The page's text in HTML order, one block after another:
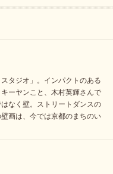
タジオ」。インパクトのある
ーヤンこと、木村英輝さんで
なく壁。ストリートダンスの
画は、今では京都のまちのい